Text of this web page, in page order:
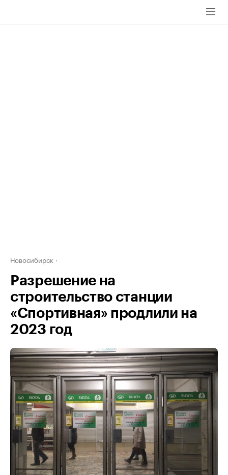
Новосибирск
Разрешение на
строительство станции
«Спортивная» продлили на
2023 год